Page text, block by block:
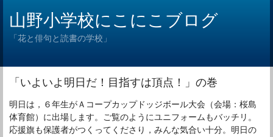
山野小学校にこにこブログ
「花と俳句と読書の学校」
「いよいよ明日だ！目指すは頂点！」の巻
明日は，６年生がＡコープカップドッジボール大会（会場：桜島
体育館）に出場します。ご覧のようにユニフォームもバッチリ。
応援旗も保護者がつくってくださり，みんな気合い十分。明日の